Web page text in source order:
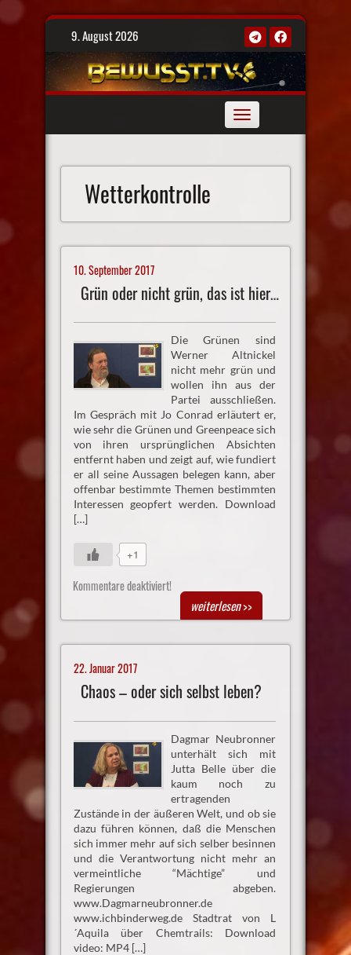
Skip
9. August 2026
Toggle
navigation
Wetterkontrolle
10. September 2017
Grün oder nicht grün, das ist hier die Frage
Die Grünen sind
Werner Altnickel
nicht mehr grün und
wollen ihn aus der
Partei ausschließen.
Im Gespräch mit Jo Conrad erläutert er,
wie sehr die Grünen und Greenpeace sich
von ihren ursprünglichen Absichten
entfernt haben und zeigt auf, wie fundiert
er all seine Aussagen belegen kann, aber
offenbar bestimmte Themen bestimmten
Interessen geopfert werden. Download
[…]
+1
Kommentare deaktiviert!
weiterlesen>>
22. Januar 2017
Chaos – oder sich selbst leben?
Dagmar Neubronner
unterhält sich mit
Jutta Belle über die
kaum noch zu
ertragenden
Zustände in der äußeren Welt, und ob sie
dazu führen können, daß die Menschen
sich immer mehr auf sich selber besinnen
und die Verantwortung nicht mehr an
vermeintliche “Mächtige” und
Regierungen abgeben.
www.Dagmarneubronner.de
www.ichbinderweg.de Stadtrat von L
´Aquila über Chemtrails: Download
video: MP4 […]